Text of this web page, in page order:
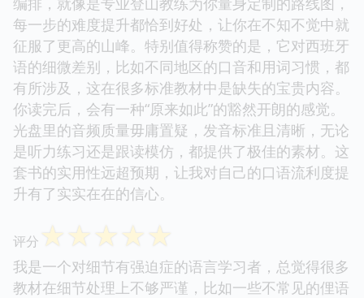
每一步的难度提升都恰到好处，让你在不知不觉中就
征服了更高的山峰。特别值得称赞的是，它对西班牙
语的细微差别，比如不同地区的口音和用词习惯，都
有所涉及，这在很多标准教材中是缺失的宝贵内容。
你读完后，会有一种“原来如此”的豁然开朗的感觉。
光盘里的音频质量毋庸置疑，发音标准且清晰，无论
是听力练习还是跟读模仿，都提供了极佳的素材。这
套书的实用性远超预期，让我对自己的口语流利度提
升有了实实在在的信心。
评分 ☆☆☆☆☆
我是一个对细节有强迫症的语言学习者，总觉得很多
教材在细节处理上不够严谨，比如一些不常见的俚语